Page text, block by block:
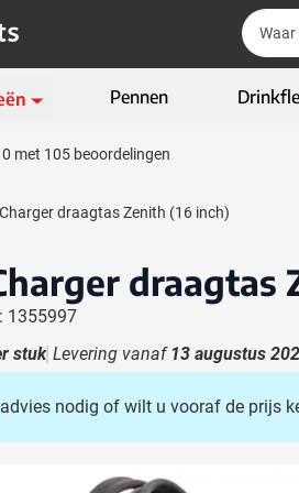
Zoek
Zoek
Toon submenu voor
Toon submenu voor
Toon submenu voor
tijd
Toon submenu voor
Pennen
is 85
met 105 beoordelingen
draagtas Zenith (16 inch)
draagtas
1355997
stuk Levering vanaf 13 augustus
nodig of wilt u vooraf de prijs
op volledig scherm te bekijken